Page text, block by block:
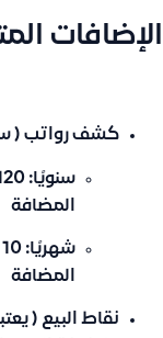
الإضافات
كشف رواتب (
المضافة
المضافة
نقاط البيع (